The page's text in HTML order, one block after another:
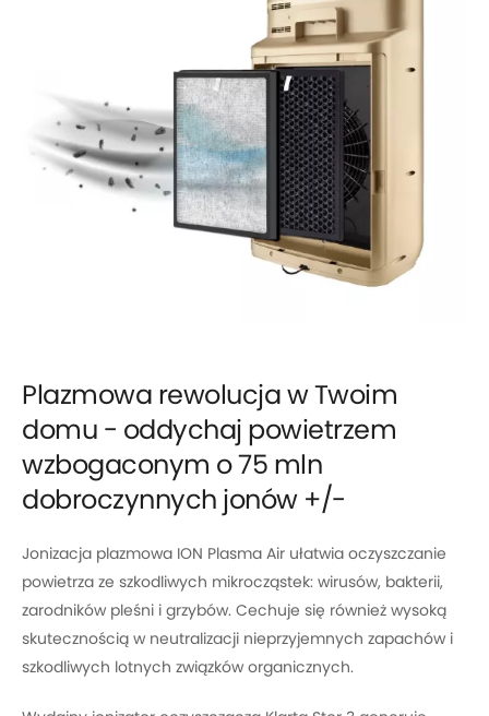
Plazmowa rewolucja w Twoim
domu - oddychaj powietrzem
wzbogaconym o 75 mln
dobroczynnych jonów +/-
Jonizacja plazmowa ION Plasma Air ułatwia oczyszczanie
powietrza ze szkodliwych mikrocząstek: wirusów, bakterii,
zarodników pleśni i grzybów. Cechuje się również wysoką
skutecznością w neutralizacji nieprzyjemnych zapachów i
szkodliwych lotnych związków organicznych.